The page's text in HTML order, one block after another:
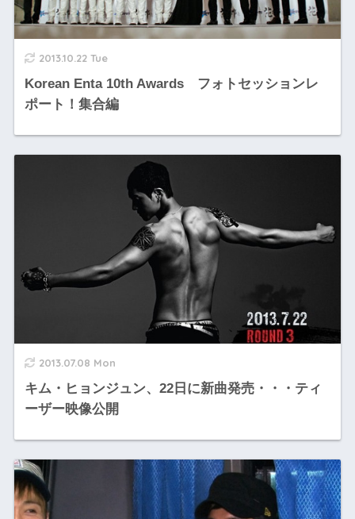
2013.10.22 Tue
Korean Enta 10th Awards フォトセッションレ
ポート！集合編
2013.07.08 Mon
キム・ヒョンジュン、22日に新曲発売・・・ティ
ーザー映像公開